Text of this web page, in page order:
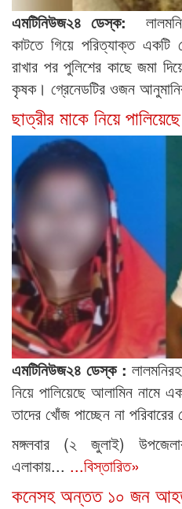
এমটিনিউজ২৪ ডেস্ক:
কাটতে গিয়ে পরিত্যাক্ত
রাখার পর পুলিশের কাছে জমা
কৃষক। গ্রেনেডটির ওজন
ছাত্রীর মাকে নিয়ে
এমটিনিউজ২৪ ডেস্ক :
নিয়ে পালিয়েছে আলামিন নামে
তাদের খোঁজ পাচ্ছেন না
মঙ্গলবার (২ জুলাই)
এলাকায়... ...বিস্তারিত»
কনেসহ অন্তত ১০ জন